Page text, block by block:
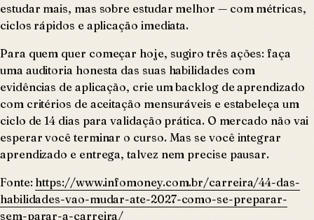
estudar mais, mas sobre estudar melhor — com métricas,
ciclos rápidos e aplicação imediata.
Para quem quer começar hoje, sugiro três ações: faça
uma auditoria honesta das suas habilidades com
evidências de aplicação, crie um backlog de aprendizado
com critérios de aceitação mensuráveis e estabeleça um
ciclo de 14 dias para validação prática. O mercado não vai
esperar você terminar o curso. Mas se você integrar
aprendizado e entrega, talvez nem precise pausar.
Fonte: https://www.infomoney.com.br/carreira/44-das-
habilidades-vao-mudar-ate-2027-como-se-preparar-
sem-parar-a-carreira/